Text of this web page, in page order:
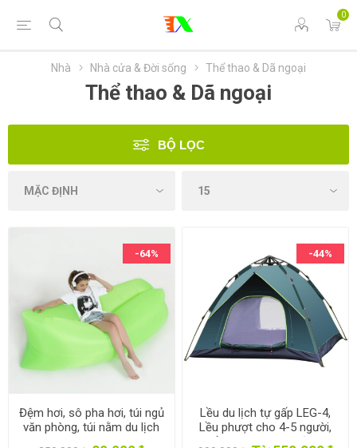
0
Nhà Nhà cửa & Đời sống Thể thao & Dã ngoại
Thể thao & Dã ngoại
BỘ LỌC
-64%
Đệm hơi, sô pha hơi, túi ngủ
văn phòng, túi nằm du lịch
-44%
Lều du lịch tự gấp LEG-4,
Lều phượt cho 4-5 người,
Lều dã ngoại gia đình